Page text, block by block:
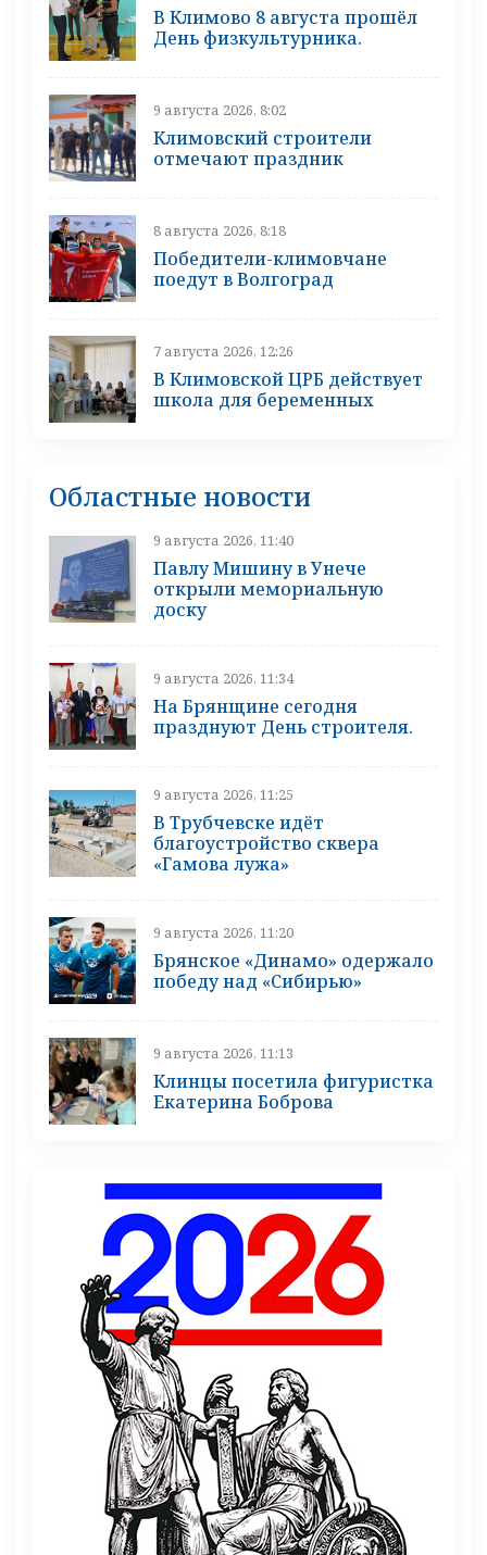
В Климово 8 августа прошёл
День физкультурника.
9 августа 2026, 8:02
Климовский строители
отмечают праздник
8 августа 2026, 8:18
Победители-климовчане
поедут в Волгоград
7 августа 2026, 12:26
В Климовской ЦРБ действует
школа для беременных
Областные новости
9 августа 2026, 11:40
Павлу Мишину в Унече
открыли мемориальную
доску
9 августа 2026, 11:34
На Брянщине сегодня
празднуют День строителя.
9 августа 2026, 11:25
В Трубчевске идёт
благоустройство сквера
«Гамова лужа»
9 августа 2026, 11:20
Брянское «Динамо» одержало
победу над «Сибирью»
9 августа 2026, 11:13
Клинцы посетила фигуристка
Екатерина Боброва